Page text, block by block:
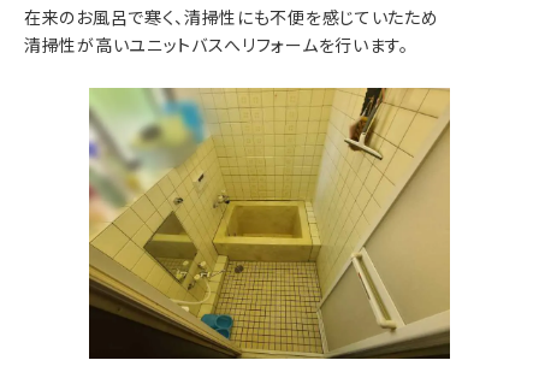
在来のお風呂で寒く、清掃性にも不便を感じていたため
清掃性が高いユニットバスへリフォームを行います。